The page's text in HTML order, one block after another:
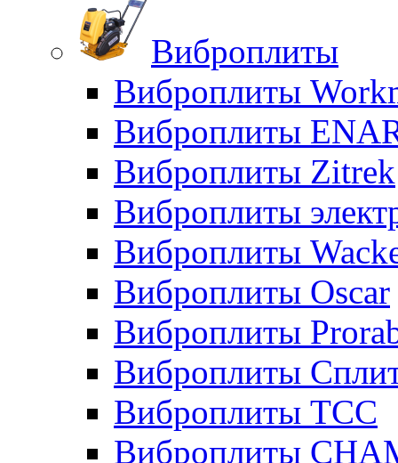
Виброплиты
Виброплиты
Виброплиты
Виброплиты Zitrek
Виброплиты
Виброплиты
Виброплиты Oscar
Виброплиты
Виброплиты
Виброплиты ТСС
Виброплиты